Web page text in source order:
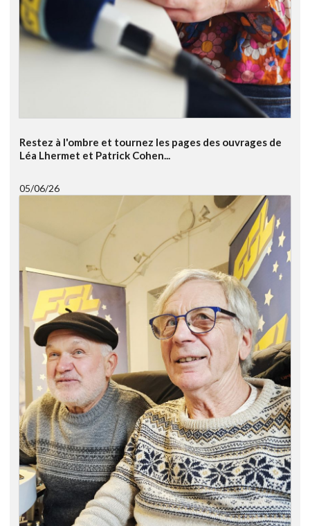
Restez à l'ombre et tournez les pages des ouvrages de
Léa Lhermet et Patrick Cohen...
05/06/26